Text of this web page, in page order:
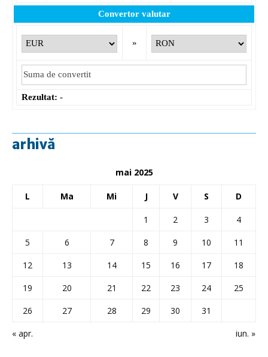
Convertor valutar
»
Rezultat: -
arhivă
mai 2025
L Ma Mi J V S D
« apr. iun. »
1 2 3
4
5
6 7 8 9 10
11
12
13 14 15 16 17
18
19
20 21 22 23 24
25
26
27 28 29 30 31